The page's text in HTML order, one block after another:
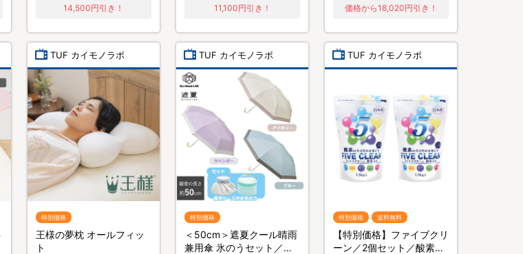
14,500円引き！
11,100円引き！
価格から18,020円引き！
TUF カイモノラボ
特別価格
王様の夢枕 オールフィッ
ト
TUF カイモノラボ
特別価格
＜50cm＞遮夏クール晴雨
兼用傘 氷のうセット／サ
TUF カイモノラボ
特別価格 送料無料
【特別価格】ファイブクリ
ーン／2個セット／酸素系